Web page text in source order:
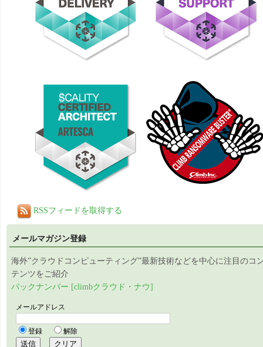
RSSフィードを取得する
メールマガジン登録
海外”クラウドコンピューティング”最新技術などを中心に注目のコ
テンツをご紹介
バックナンバー [climbクラウド・ナウ]